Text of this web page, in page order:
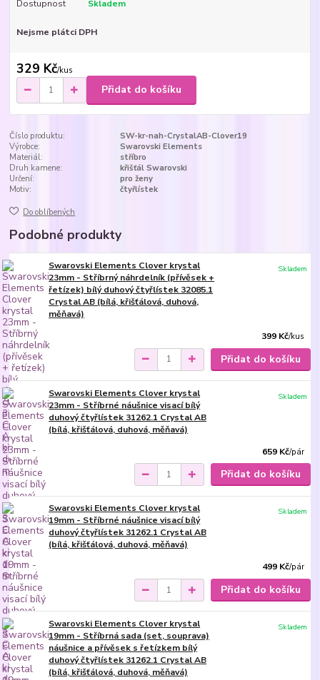
Dostupnost Skladem
Nejsme plátci DPH
329 Kč/kus
Přidat do košíku
Číslo produktu:
SW-kr-nah-CrystalAB-Clover19
Výrobce:
Swarovski Elements
Materiál:
stříbro
Druh kamene:
křišťál Swarovski
Určení:
pro ženy
Motiv:
čtyřlístek
Do oblíbených
Podobné produkty
Swarovski Elements Clover krystal
23mm - Stříbrný náhrdelník (přívěsek +
řetízek) bílý duhový čtyřlístek 32085.1
Crystal AB (bílá, křišťálová, duhová,
měňavá)
399 Kč/kus
Skladem
Přidat do košíku
Swarovski Elements Clover krystal
23mm - Stříbrné náušnice visací bílý
duhový čtyřlístek 31262.1 Crystal AB
(bílá, křišťálová, duhová, měňavá)
659 Kč/pár
Skladem
Přidat do košíku
Swarovski Elements Clover krystal
19mm - Stříbrné náušnice visací bílý
duhový čtyřlístek 31262.1 Crystal AB
(bílá, křišťálová, duhová, měňavá)
499 Kč/pár
Skladem
Přidat do košíku
Swarovski Elements Clover krystal
19mm - Stříbrná sada (set, souprava)
náušnice a přívěsek s řetízkem bílý
duhový čtyřlístek 31262.1 Crystal AB
(bílá, křišťálová, duhová, měňavá)
Skladem